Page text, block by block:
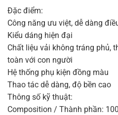
Đặc điểm:
Công năng ưu việt, dễ dàng
Kiểu dáng hiện đại
Chất liệu vải không tráng phủ,
toàn với con người
Hệ thống phụ kiện đồng màu
Thao tác dễ dàng, độ bền cao
Thông số kỹ thuật:
Composition / Thành phần: